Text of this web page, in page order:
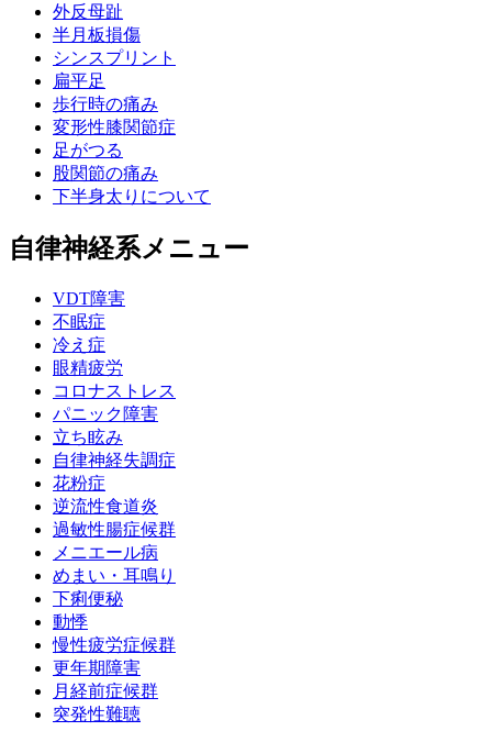
外反母趾
半月板損傷
シンスプリント
扁平足
歩行時の痛み
変形性膝関節症
足がつる
股関節の痛み
下半身太りについて
自律神経系メニュー
VDT障害
不眠症
冷え症
眼精疲労
コロナストレス
パニック障害
立ち眩み
自律神経失調症
花粉症
逆流性食道炎
過敏性腸症候群
メニエール病
めまい・耳鳴り
下痢便秘
動悸
慢性疲労症候群
更年期障害
月経前症候群
突発性難聴